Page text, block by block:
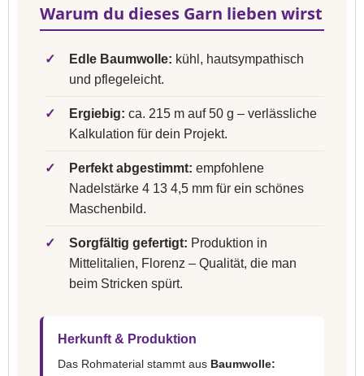
Warum du dieses Garn lieben wirst
✓ Edle Baumwolle: kühl, hautsympathisch
und pflegeleicht.
✓ Ergiebig: ca. 215 m auf 50 g – verlässliche
Kalkulation für dein Projekt.
✓ Perfekt abgestimmt: empfohlene
Nadelstärke 4 13 4,5 mm für ein schönes
Maschenbild.
✓ Sorgfältig gefertigt: Produktion in
Mittelitalien, Florenz – Qualität, die man
beim Stricken spürt.
Herkunft & Produktion
Das Rohmaterial stammt aus Baumwolle: